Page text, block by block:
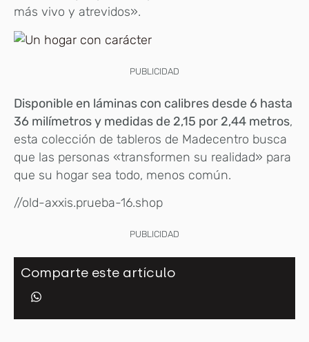
más vivo y atrevidos».
PUBLICIDAD
Disponible en láminas con calibres desde 6 hasta
36 milímetros y medidas de 2,15 por 2,44 metros,
esta colección de tableros de Madecentro busca
que las personas «transformen su realidad» para
que su hogar sea todo, menos común.
//old-axxis.prueba-16.shop
PUBLICIDAD
Comparte este artículo